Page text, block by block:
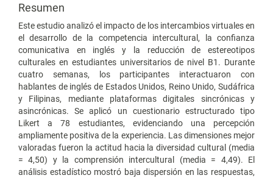
Resumen
Este estudio analizó el impacto de los intercambios virtuales en
el desarrollo de la competencia intercultural, la confianza
comunicativa en inglés y la reducción de estereotipos
culturales en estudiantes universitarios de nivel B1. Durante
cuatro semanas, los participantes interactuaron con
hablantes de inglés de Estados Unidos, Reino Unido, Sudáfrica
y Filipinas, mediante plataformas digitales sincrónicas y
asincrónicas. Se aplicó un cuestionario estructurado tipo
Likert a 78 estudiantes, evidenciando una percepción
ampliamente positiva de la experiencia. Las dimensiones mejor
valoradas fueron la actitud hacia la diversidad cultural (media
= 4,50) y la comprensión intercultural (media = 4,49). El
análisis estadístico mostró baja dispersión en las respuestas,